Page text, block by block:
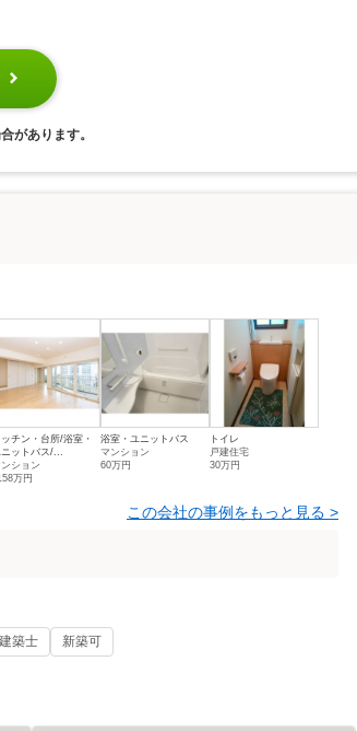
があります。
ッチン・台所/浴室・
ニットバス/...
ンション
万円
浴室・ユニットバス
マンション
60万円
トイレ
戸建住宅
30万円
この会社の事例をもっと見る >
築士 新築可